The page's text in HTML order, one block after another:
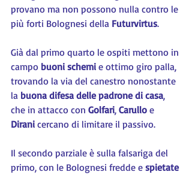
provano ma non possono nulla contro le
più forti Bolognesi della Futurvirtus.
Già dal primo quarto le ospiti mettono in
campo buoni schemi e ottimo giro palla,
trovando la via del canestro nonostante
la buona difesa delle padrone di casa,
che in attacco con Golfari, Carullo e
Dirani cercano di limitare il passivo.
Il secondo parziale è sulla falsariga del
primo, con le Bolognesi fredde e spietate